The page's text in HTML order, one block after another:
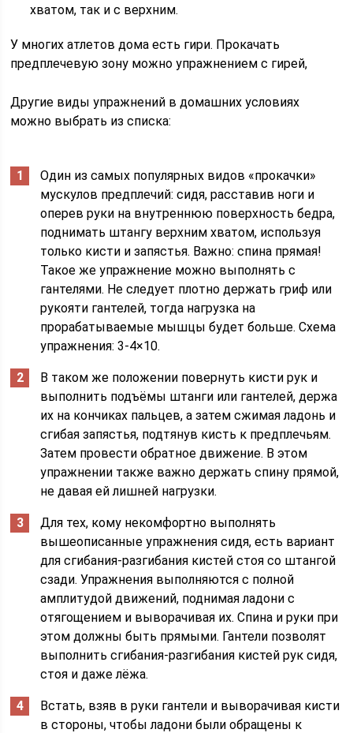
хватом, так и с верхним.
У многих атлетов дома есть гири. Прокачать
предплечевую зону можно упражнением с гирей,
Другие виды упражнений в домашних условиях
можно выбрать из списка:
Один из самых популярных видов «прокачки»
мускулов предплечий: сидя, расставив ноги и
оперев руки на внутреннюю поверхность бедра,
поднимать штангу верхним хватом, используя
только кисти и запястья. Важно: спина прямая!
Такое же упражнение можно выполнять с
гантелями. Не следует плотно держать гриф или
рукояти гантелей, тогда нагрузка на
прорабатываемые мышцы будет больше. Схема
упражнения: 3-4×10.
В таком же положении повернуть кисти рук и
выполнить подъёмы штанги или гантелей, держа
их на кончиках пальцев, а затем сжимая ладонь и
сгибая запястья, подтянув кисть к предплечьям.
Затем провести обратное движение. В этом
упражнении также важно держать спину прямой,
не давая ей лишней нагрузки.
Для тех, кому некомфортно выполнять
вышеописанные упражнения сидя, есть вариант
для сгибания-разгибания кистей стоя со штангой
сзади. Упражнения выполняются с полной
амплитудой движений, поднимая ладони с
отягощением и выворачивая их. Спина и руки при
этом должны быть прямыми. Гантели позволят
выполнить сгибания-разгибания кистей рук сидя,
стоя и даже лёжа.
Встать, взяв в руки гантели и выворачивая кисти
в стороны, чтобы ладони были обращены к